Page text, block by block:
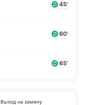
45'
60'
65'
Выход на замену